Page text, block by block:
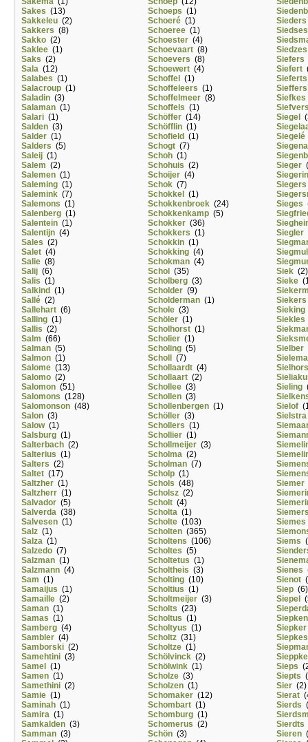
Sakes (13)
Sakkeleu (2)
Sakkers (8)
Sakko (2)
Saklee (1)
Saks (2)
Sala (12)
Salabes (1)
Salacroup (1)
Saladin (3)
Salaman (1)
Salari (1)
Salden (3)
Salder (1)
Salders (5)
Saleij (1)
Salem (2)
Salemen (1)
Saleming (1)
Salemink (7)
Salemons (1)
Salenberg (1)
Salentein (1)
Salentijn (4)
Sales (2)
Salet (4)
Salie (8)
Salij (6)
Salis (1)
Salkind (1)
Sallé (2)
Sallehart (6)
Salling (1)
Sallis (2)
Salm (66)
Salman (5)
Salmon (1)
Salome (13)
Salomo (2)
Salomon (51)
Salomons (128)
Salomonson (48)
Salon (3)
Salow(1)
Salsburg (1)
Salterbach (2)
Salterius (1)
Salters (2)
Saltet (17)
Saltzher (1)
Saltzherr (1)
Salvador (5)
Salverda (38)
Salvesen (1)
Salz (1)
Salza (1)
Salzedo (7)
Salzman (1)
Salzmann (4)
Sam (1)
Samaijus (1)
Samaille (2)
Saman (1)
Samas (1)
Samberg (4)
Sambler (4)
Samborski (2)
Samehtini (3)
Samel
(1)
Samen (1)
Samethini (2)
Samie (1)
Saminah (1)
Samira (1)
Samkalden (3)
Samman (3)
Schoeps (1)
Schoeré (1)
Schoeree (1)
Schoester (4)
Schoevaart (8)
Schoevers (8)
Schoewert (4)
Schoffel
(1)
Schoffeleers (1)
Schoffelmeer (8)
Schoffels (1)
Schöffer (14)
Schöfflin (1)
Schofield (1)
Schogt (7)
Schoh (1)
Schohuis (2)
Schoijer (4)
Schok (7)
Schokkel
(1)
Schokkenbroek (24)
Schokkenkamp (5)
Schokker (36)
Schokkers (1)
Schokkin (1)
Schokking (4)
Schokman (4)
Schol
(35)
Scholberg (3)
Scholder (9)
Scholderman (1)
Schole (3)
Schöler (1)
Scholhorst (1)
Scholier (1)
Scholing (5)
Scholl
(7)
Schollaardt (4)
Schollaart (2)
Schollee (3)
Schollen (3)
Schollenbergen (1)
Schöller (3)
Schollers (1)
Schollier (1)
Schollmeijer (3)
Scholma (2)
Scholman (7)
Scholp (1)
Schols (48)
Scholsz (2)
Scholt (4)
Scholta (1)
Scholte (103)
Scholten (365)
Scholtens (106)
Scholtes (5)
Scholtetus (1)
Scholtheis (3)
Scholting (10)
Scholtius (1)
Scholtmeijer (3)
Scholts (23)
Scholtus (1)
Scholtyus (1)
Scholtz (31)
Scholtze (1)
Schölvinck (2)
Schölwink (1)
Scholze (3)
Scholzen (1)
Schomaker (12)
Schombart (1)
Schomburg (1)
Schomerus (2)
Schön (3)
Sieders
Siedses
Siedzes
Siefers
Siefert
Sieferts
Sieffers
Siefkes
Siegel
Siegelé
Sieger
Siegers
Sieges
Siegler
Siek (2)
Sieke
Siekers
Sieking
Siekles
Sielber
Sieling
Sielof
Sielstra
Siemer
Siemes
Siems
Sienes
Sienot
Siep (6)
Siepel
Siepker
Siepkes
Sieps
Siepts
Sier (2)
Sierat
Sierds
Sierdts
Sieren